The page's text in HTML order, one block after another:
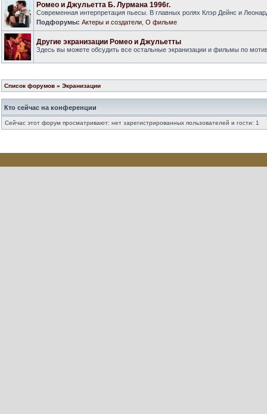
Ромео и Джульетта Б. Лурмана 1996г.
Современная интерпретация пьесы. В главных ролях Клэр Дейнс и
Подфорумы: Актеры и создатели О фильме
Другие экранизации Ромео и Джульетты
Здесь вы можете обсудить все остальные экранизации и фильмы по
Список форумов » Экранизации
Кто сейчас на конференции
Сейчас этот форум просматривают: нет зарегистрированных пользователей и гости: 1